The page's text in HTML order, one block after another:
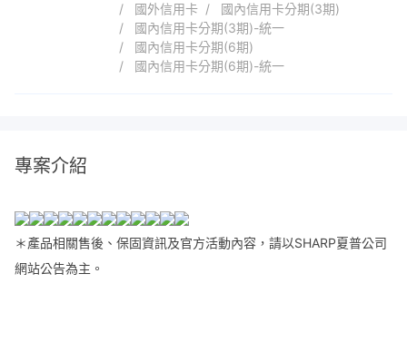
國外信用卡
國內信用卡分期(3期)
國內信用卡分期(3期)-統一
國內信用卡分期(6期)
國內信用卡分期(6期)-統一
專案介紹
＊產品相關售後、保固資訊及官方活動內容，請以SHARP夏普公司
網站公告為主。